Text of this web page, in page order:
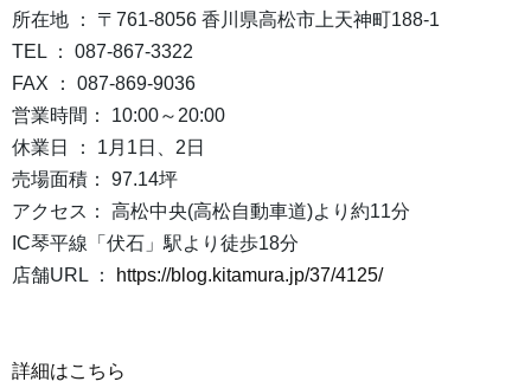
所在地 ： 〒761-8056 香川県高松市上天神町188-1
TEL ： 087-867-3322
FAX ： 087-869-9036
営業時間： 10:00～20:00
休業日 ： 1月1日、2日
売場面積： 97.14坪
アクセス： 高松中央(高松自動車道)より約11分
IC琴平線「伏石」駅より徒歩18分
店舗URL ：
https://blog.kitamura.jp/37/4125/
詳細はこちら